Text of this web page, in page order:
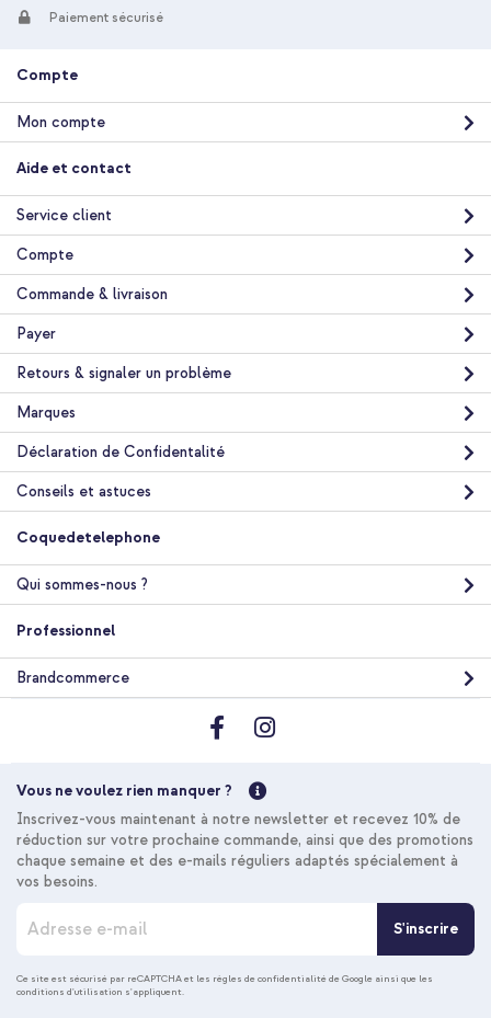
Paiement sécurisé
Compte
Mon compte
Aide et contact
Service client
Compte
Commande & livraison
Payer
Retours & signaler un problème
Marques
Déclaration de Confidentalité
Conseils et astuces
Coquedetelephone
Qui sommes-nous ?
Professionnel
Brandcommerce
Vous ne voulez rien manquer ?
Inscrivez-vous maintenant à notre newsletter et recevez 10% de
réduction sur votre prochaine commande, ainsi que des promotions
chaque semaine et des e-mails réguliers adaptés spécialement à
vos besoins.
c
r
S'inscrire
Ce site est sécurisé par reCAPTCHA et les règles de confidentialité de Google ainsi que les
conditions d'utilisation s'appliquent.